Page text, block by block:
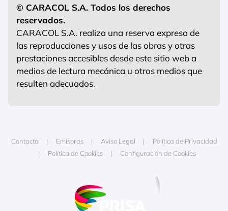
© CARACOL S.A. Todos los derechos
reservados.
CARACOL S.A. realiza una reserva expresa de
las reproducciones y usos de las obras y otras
prestaciones accesibles desde este sitio web a
medios de lectura mecánica u otros medios que
resulten adecuados.
Contacta Emisoras Aviso Legal
Política de Privacidad
Política de Cookies
Configuración de Cookies